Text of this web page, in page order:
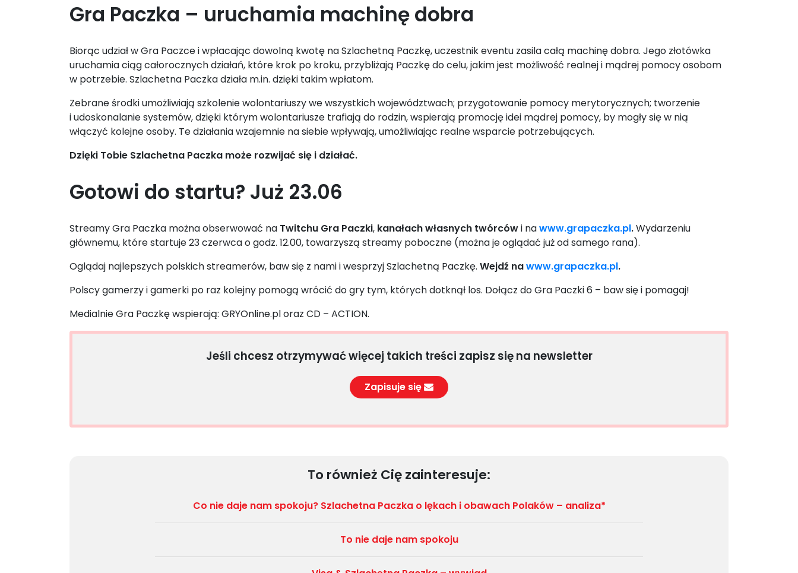
Gra Paczka – uruchamia machinę dobra
Biorąc udział w Gra Paczce i wpłacając dowolną kwotę na Szlachetną Paczkę, uczestnik eventu zasila całą machinę dobra. Jego złotówka
uruchamia ciąg całorocznych działań, które krok po kroku, przybliżają Paczkę do celu, jakim jest możliwość realnej i mądrej pomocy osobom
w potrzebie. Szlachetna Paczka działa m.in. dzięki takim wpłatom.
Zebrane środki umożliwiają szkolenie wolontariuszy we wszystkich województwach; przygotowanie pomocy merytorycznych; tworzenie
i udoskonalanie systemów, dzięki którym wolontariusze trafiają do rodzin, wspierają promocję idei mądrej pomocy, by mogły się w nią
włączyć kolejne osoby. Te działania wzajemnie na siebie wpływają, umożliwiając realne wsparcie potrzebujących.
Dzięki Tobie Szlachetna Paczka może rozwijać się i działać.
Gotowi do startu? Już 23.06
Streamy Gra Paczka można obserwować na Twitchu Gra Paczki, kanałach własnych twórcówi nawww.grapaczka.pl.Wydarzeniu
głównemu, które startuje 23 czerwca o godz. 12.00, towarzyszą streamy poboczne (można je oglądać już od samego rana).
Oglądaj najlepszych polskich streamerów, baw się z nami i wesprzyj Szlachetną Paczkę. Wejdź nawww.grapaczka.pl.
Polscy gamerzy i gamerki po raz kolejny pomogą wrócić do gry tym, których dotknął los. Dołącz do Gra Paczki 6 – baw się i pomagaj!
Medialnie Gra Paczkę wspierają: GRYOnline.pl oraz CD – ACTION.
Jeśli chcesz otrzymywać więcej takich treści zapisz się na newsletter
Zapisuje się
To również Cię zainteresuje:
Co nie daje nam spokoju? Szlachetna Paczka o lękach i obawach Polaków – analiza*
To nie daje nam spokoju